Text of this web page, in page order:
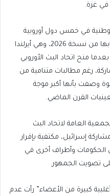
في غزة.
في خمس دول أوروبية
اعتادت المشاركة في المسابقة انسحابها من نسخة 2026، وهي أيرلندا
منح اتحاد البث الأوروبي
رغم مطالبات متنامية من
وصفت بأنها أكبر موجة
القرن الماضي.
العامة لاتحاد البث
إسرائيل، مكتفية بإقرار
وأطراف أخرى في
على تصويت الجمهور.
كبيرة من الأعضاء” رأت عدم